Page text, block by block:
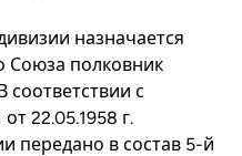
назначается
Союза полковник
соответствии с
22.05.1958 г.
передано в состав 5-й